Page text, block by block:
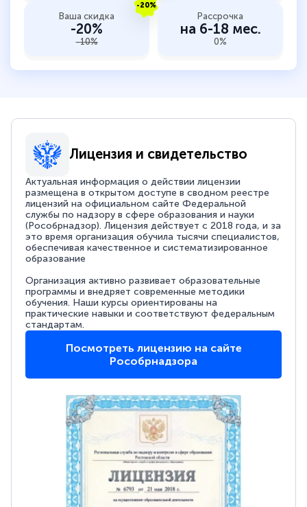
-20%
Ваша скидка
-20%
-10%
Рассрочка
на 6-18 мес.
0%
Лицензия и свидетельство
Актуальная информация о действии лицензии
размещена в открытом доступе в сводном реестре
лицензий на официальном сайте Федеральной
службы по надзору в сфере образования и науки
(Рособрнадзор). Лицензия действует с 2018 года, и за
это время организация обучила тысячи специалистов,
обеспечивая качественное и систематизированное
образование
Организация активно развивает образовательные
программы и внедряет современные методики
обучения. Наши курсы ориентированы на
практические навыки и соответствуют федеральным
стандартам.
Посмотреть лицензию на сайте
Рособрнадзора